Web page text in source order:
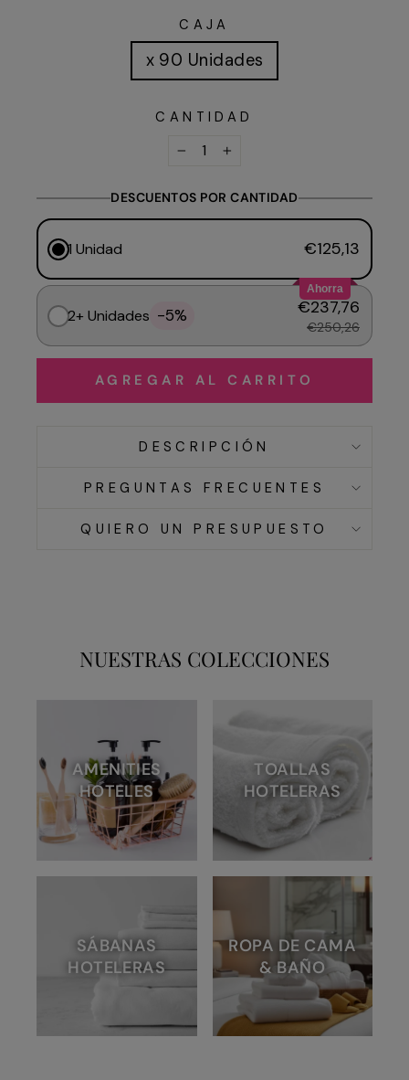
CAJA
x 90 Unidades
CANTIDAD
DESCUENTOS POR CANTIDAD
1 Unidad €125,13
Ahorra
2+ Unidades -5% €237,76
€250,26
AGREGAR AL CARRITO
DESCRIPCIÓN
PREGUNTAS FRECUENTES
QUIERO UN PRESUPUESTO
NUESTRAS COLECCIONES
AMENITIES
HOTELES
TOALLAS
HOTELERAS
SÁBANAS
HOTELERAS
ROPA DE CAMA
& BAÑO